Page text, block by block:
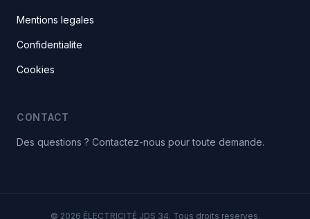
Mentions legales
Confidentialite
Cookies
CONTACT
Des questions ? Contactez-nous pour toute demande.
© 2026 ÉLECTRICITÉ JDS 34. Tous droits reserves.